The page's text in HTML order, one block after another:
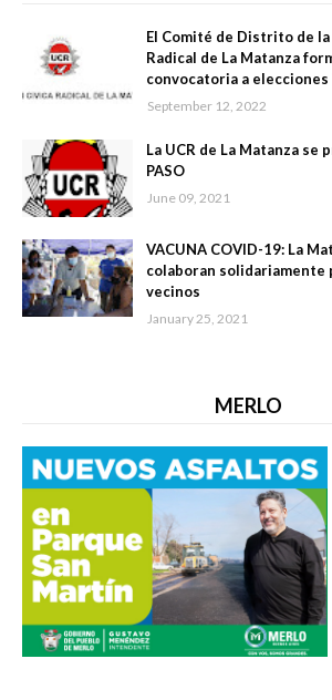
El Comité de Distrito de
Radical de La Matanza
convocatoria a
September 12, 2022
La UCR de La Matanza se
PASO
June 09, 2021
VACUNA COVID-19: La
colaboran solidariamente
vecinos
January 25, 2021
MERLO